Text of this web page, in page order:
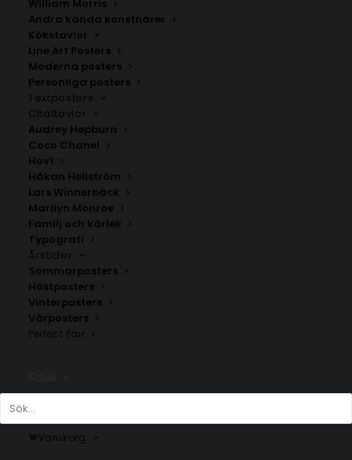
William Morris
Andra kända konstnärer
Kökstavlor
Line Art Posters
Moderna posters
Personliga posters
Textposters
Citattavlor
Audrey Hepburn
Coco Chanel
Hov1
Håkan Hellström
Lars Winnerbäck
Marilyn Monroe
Familj och kärlek
Typografi
Årstider
Sommarposters
Höstposters
Vinterposters
Vårposters
Perfect Pair
Varukorg
Tønder
Fr. 200.00kr
Aarhus
Fr.200.00
1-2 arbetsdagar